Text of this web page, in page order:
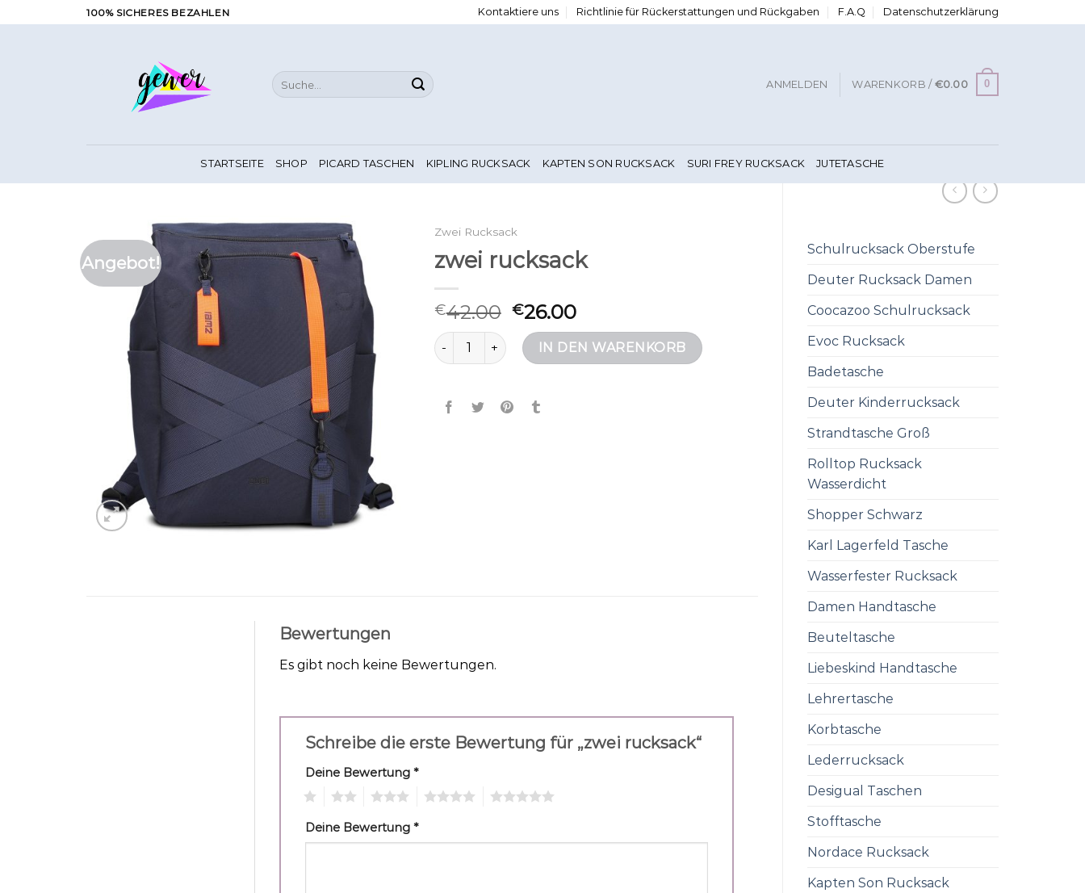
Inhalt
100% SICHERES BEZAHLEN Kontaktiere uns Richtlinie für Rückerstattungen und Rückgaben F.A.Q Datenschutzerklärung
Suche
nach:
ANMELDEN WARENKORB / €0.00 0
STARTSEITE SHOP PICARD TASCHEN KIPLING RUCKSACK KAPTEN SON RUCKSACK SURI FREY RUCKSACK JUTETASCHE
Schulrucksack Oberstufe
Deuter Rucksack Damen
Coocazoo Schulrucksack
Evoc Rucksack
Badetasche
Deuter Kinderrucksack
Strandtasche Groß
Rolltop Rucksack
Wasserdicht
Shopper Schwarz
Karl Lagerfeld Tasche
Wasserfester Rucksack
Damen Handtasche
Beuteltasche
Liebeskind Handtasche
Lehrertasche
Korbtasche
Lederrucksack
Desigual Taschen
Stofftasche
Nordace Rucksack
Kapten Son Rucksack
Angebot!
Zwei Rucksack
zwei rucksack
€42.00 €26.00
zwei rucksack MengeIN DEN WARENKORB
Bewertungen
Es gibt noch keine Bewertungen.
Schreibe die erste Bewertung für „zwei rucksack“
Deine Bewertung *
Deine Bewertung *